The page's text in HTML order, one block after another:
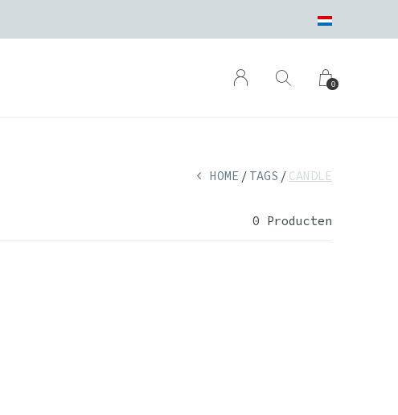
0
HOME TAGS CANDLE
0 Producten